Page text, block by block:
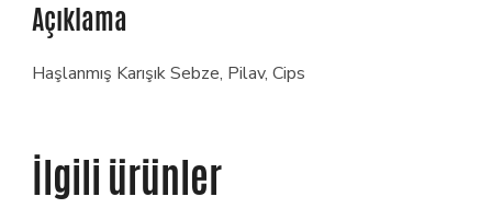
Açıklama
Haşlanmış Karışık Sebze, Pilav, Cips
İlgili ürünler